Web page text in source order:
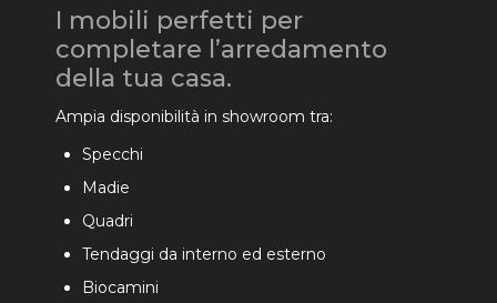
I mobili perfetti per
completare l’arredamento
della tua casa.
Ampia disponibilità in showroom tra:
Specchi
Madie
Quadri
Tendaggi da interno ed esterno
Biocamini